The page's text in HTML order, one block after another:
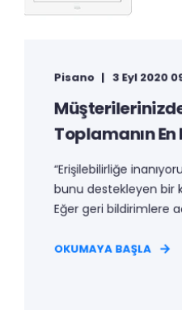
Pisano 3 Eyl 2020
Toplamanın En
“Erişilebilirliğe
bunu destekleyen bir
Eğer geri bildirimlere
OKUMAYA BAŞLA